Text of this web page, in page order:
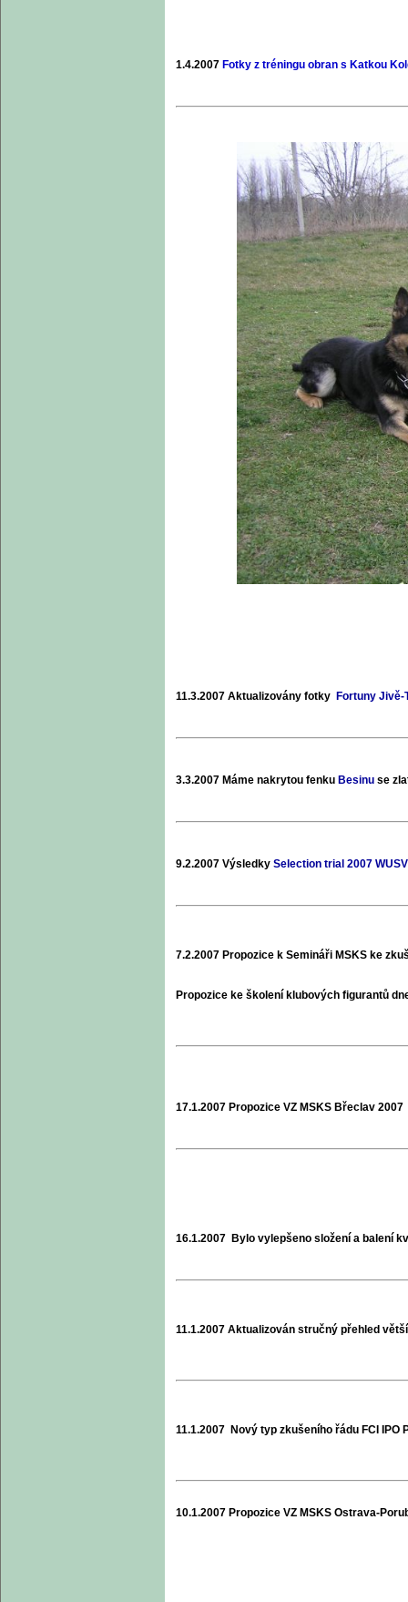
1.4.2007 Fotky z tréningu obran s Katkou
11.3.2007 Aktualizovány fotky Fortuny Jivě-
3.3.2007 Máme nakrytou fenku Besinu se
9.2.2007 Výsledky Selection trial 2007
7.2.2007 Propozice k Semináři MSKS ke
Propozice ke školení klubových figurantů
17.1.2007 Propozice VZ MSKS Břeclav
16.1.2007 Bylo vylepšeno složení a balení
11.1.2007 Aktualizován stručný přehled
11.1.2007 Nový typ zkušeního řádu FCI
10.1.2007 Propozice VZ MSKS Ostrava-